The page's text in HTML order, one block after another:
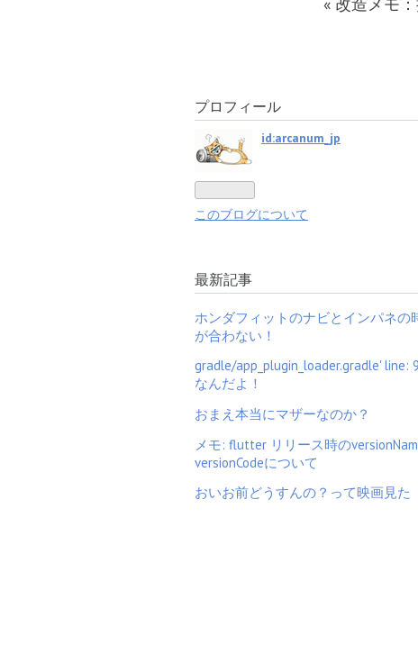
プロフィール
id:arcanum_jp
このブログについて
最新記事
ホンダフィットのナビとインパネの
が合わない！
gradle/app_plugin_loader.gradle' line:
なんだよ！
おまえ本当にマザーなのか？
メモ: flutter リリース時の
versionCodeについて
おいお前どうすんの？って映画見た